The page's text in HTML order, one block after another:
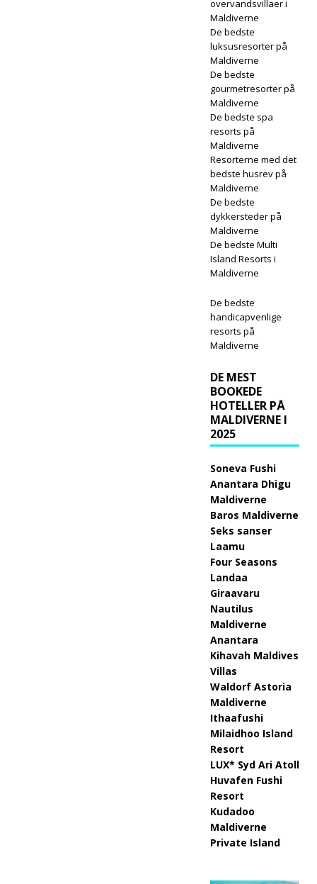
overvandsvillaer i
Maldiverne
De bedste
luksusresorter på
Maldiverne
De bedste
gourmetresorter på
Maldiverne
De bedste spa
resorts på
Maldiverne
Resorterne med det
bedste husrev på
Maldiverne
De bedste
dykkersteder på
Maldiverne
De bedste Multi
Island Resorts i
Maldiverne
De bedste
handicapvenlige
resorts på
Maldiverne
DE MEST
BOOKEDE
HOTELLER PÅ
MALDIVERNE I
2025
Soneva Fushi
Anantara Dhigu
Maldiverne
Baros Maldiverne
Seks sanser
Laamu
Four Seasons
Landaa
Giraavaru
Nautilus
Maldiverne
Anantara
Kihavah Maldives
Villas
Waldorf Astoria
Maldiverne
Ithaafushi
Milaidhoo Island
Resort
LUX* Syd Ari Atoll
Huvafen Fushi
Resort
Kudadoo
Maldiverne
Private Island